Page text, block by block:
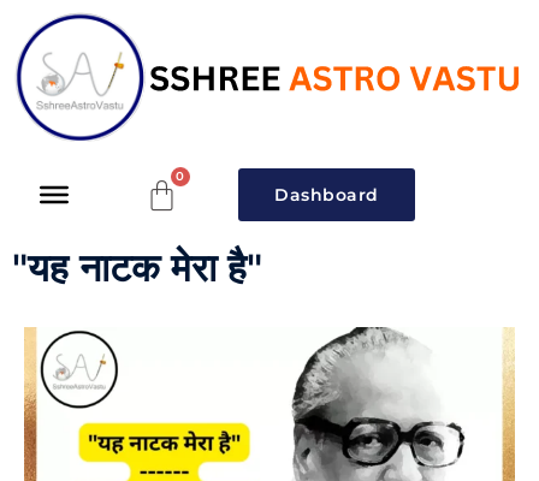
Dashboard
"यह नाटक मेरा है"